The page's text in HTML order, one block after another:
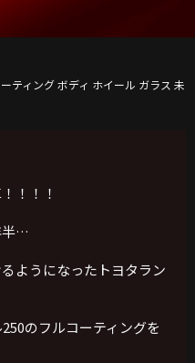
ティング ボディ ホイール ガラス 未
！！！
半…
ようになったトヨタラン
のフルコーティングを